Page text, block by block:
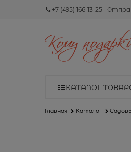
+7 (495) 166-13-25
КАТАЛОГ
Главная Каталог